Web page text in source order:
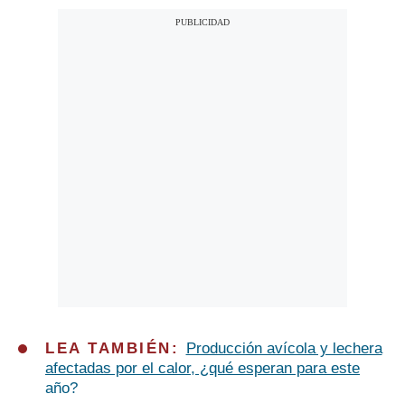
LEA TAMBIÉN:
Producción avícola y lechera
afectadas por el calor, ¿qué esperan para este
año?